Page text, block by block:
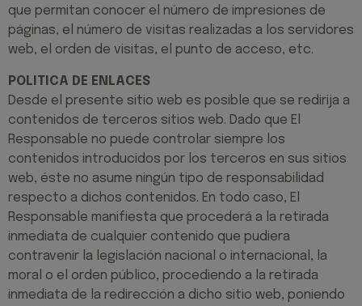
que permitan conocer el número de impresiones de
páginas, el número de visitas realizadas a los servidores
web, el orden de visitas, el punto de acceso, etc.
POLITICA DE ENLACES
Desde el presente sitio web es posible que se redirija a
contenidos de terceros sitios web. Dado que El
Responsable no puede controlar siempre los
contenidos introducidos por los terceros en sus sitios
web, éste no asume ningún tipo de responsabilidad
respecto a dichos contenidos. En todo caso, El
Responsable manifiesta que procederá a la retirada
inmediata de cualquier contenido que pudiera
contravenir la legislación nacional o internacional, la
moral o el orden público, procediendo a la retirada
inmediata de la redirección a dicho sitio web, poniendo